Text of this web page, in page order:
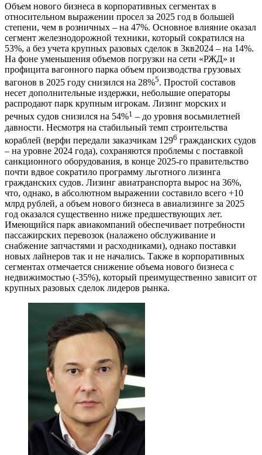
Объем нового бизнеса в корпоративных сегментах в
относительном выражении просел за 2025 год в большей
степени, чем в розничных – на 47%. Основное влияние оказал
сегмент железнодорожной техники, который сократился на
53%, а без учета крупных разовых сделок в 3кв2024 – на 14%.
На фоне уменьшения объемов погрузки на сети «РЖД» и
профицита вагонного парка объем производства грузовых
вагонов в 2025 году снизился на 28%5. Простой составов
несет дополнительные издержки, небольшие операторы
распродают парк крупным игрокам. Лизинг морских и
речных судов снизился на 54%1 – до уровня восьмилетней
давности. Несмотря на стабильный темп строительства
кораблей (верфи передали заказчикам 1296 гражданских судов
– на уровне 2024 года), сохраняются проблемы с поставкой
санкционного оборудования, в конце 2025-го правительство
почти вдвое сократило программу льготного лизинга
гражданских судов. Лизинг авиатранспорта вырос на 36%,
что, однако, в абсолютном выражении составило всего +10
млрд рублей, а объем нового бизнеса в авиализинге за 2025
год оказался существенно ниже предшествующих лет.
Имеющийся парк авиакомпаний обеспечивает потребности
пассажирских перевозок (налажено обслуживание и
снабжение запчастями и расходниками), однако поставки
новых лайнеров так и не начались. Также в корпоративных
сегментах отмечается снижение объема нового бизнеса с
недвижимостью (-35%), который преимущественно зависит от
крупных разовых сделок лидеров рынка.